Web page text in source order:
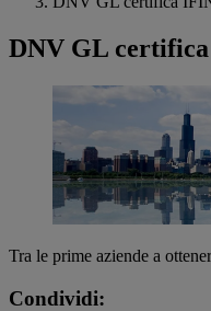
DNV GL
Tra le prime aziende a
Condividi: